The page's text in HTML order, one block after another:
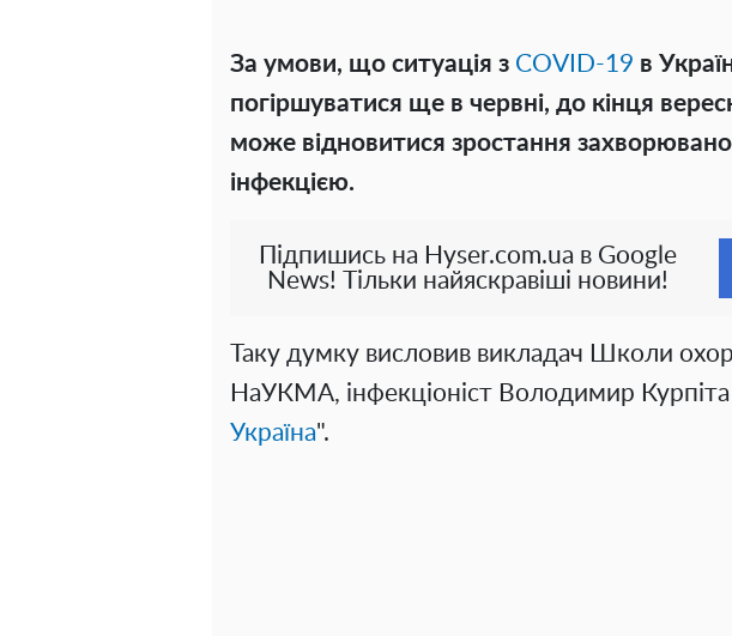
За умови, що ситуація з COVID-19 в
погіршуватися ще в червні, до кінця
може відновитися зростання
інфекцією.
Підпишись на Hyser.com.ua в Google
News! Тільки найяскравіші новини!
Таку думку висловив викладач Школи
НаУКМА, інфекціоніст Володимир Курпіта
Україна".